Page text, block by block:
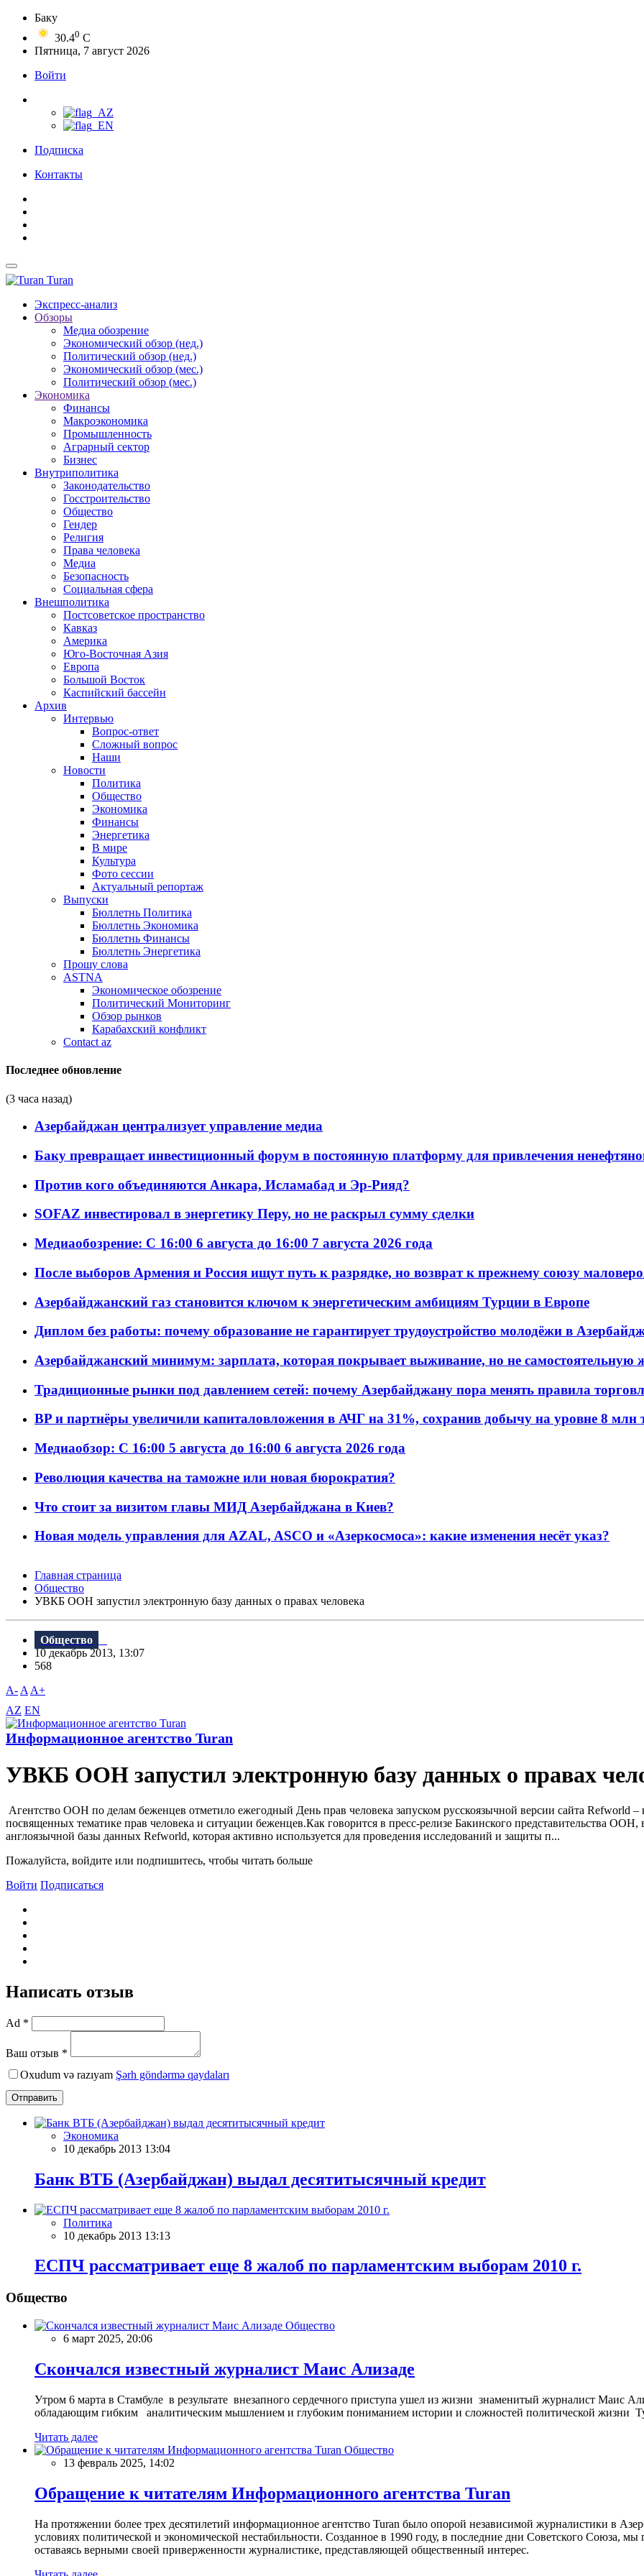
Баку
30.40 C
Пятница, 7 август 2026
Войти
Подписка
Контакты
Turan
Экспресс-анализ
Обзоры
Медиа обозрение
Экономический обзор (нед.)
Политический обзор (нед.)
Экономический обзор (мес.)
Политический обзор (мес.)
Экономика
Финансы
Макроэкономика
Промышленность
Аграрный сектор
Бизнес
Внутриполитика
Законодательство
Госстроительство
Общество
Гендер
Религия
Права человека
Медиа
Безопасность
Социальная сфера
Внешполитика
Постсоветское пространство
Кавказ
Америка
Юго-Восточная Азия
Европа
Большой Восток
Каспийский бассейн
Архив
Интервью
Вопрос-ответ
Сложный вопрос
Наши
Новости
Политика
Общество
Экономика
Финансы
Энергетика
В мире
Культура
Фото сессии
Актуальный репортаж
Выпуски
Бюллетнь Политика
Бюллетнь Экономика
Бюллетнь Финансы
Бюллетнь Энергетика
Прошу слова
ASTNA
Экономическое обозрение
Политический Мониторинг
Обзор рынков
Карабахский конфликт
Contact az
Последнее обновление
(3 часа назад)
Азербайджан централизует управление медиа
Баку превращает инвестиционный форум в постоянную платформу для привлечения
Против кого объединяются Анкара, Исламабад и Эр-Рияд?
SOFAZ инвестировал в энергетику Перу, но не раскрыл сумму сделки
Медиаобозрение: С 16:00 6 августа до 16:00 7 августа 2026 года
После выборов Армения и Россия ищут путь к разрядке, но возврат к прежнему союзу
Азербайджанский газ становится ключом к энергетическим амбициям Турции в Европе
Диплом без работы: почему образование не гарантирует трудоустройство молодёжи в
Азербайджанский минимум: зарплата, которая покрывает выживание, но не самостоятельную
Традиционные рынки под давлением сетей: почему Азербайджану пора менять правила
BP и партнёры увеличили капиталовложения в АЧГ на 31%, сохранив добычу на уровне 8 млн
Медиаобзор: С 16:00 5 августа до 16:00 6 августа 2026 года
Революция качества на таможне или новая бюрократия?
Что стоит за визитом главы МИД Азербайджана в Киев?
Новая модель управления для AZAL, ASCO и «Азеркосмоса»: какие изменения несёт указ?
Главная страница
Общество
УВКБ ООН запустил электронную базу данных о правах человека
Общество
10 декабрь 2013, 13:07
568
A- A A+
AZ EN
Информационное агентство Turan
УВКБ ООН запустил электронную базу данных о правах
Агентство ООН по делам беженцев отметило ежегодный День прав человека запуском русскоязычной версии сайта Refworld
посвященных тематике прав человека и ситуации беженцев.Как говорится в пресс-релизе Бакинского представительства
англоязычной базы данных Refworld, которая активно используется для проведения исследований и защиты п...
Пожалуйста, войдите или подпишитесь, чтобы читать больше
Войти Подписаться
Написать отзыв
Ad *
Ваш отзыв *
Oxudum və razıyam Şərh göndərmə qaydaları
Отправить
Экономика
10 декабрь 2013 13:04
Банк ВТБ (Азербайджан) выдал десятитысячный кредит
Политика
10 декабрь 2013 13:13
ЕСПЧ рассматривает еще 8 жалоб по парламентским выборам 2010 г.
Общество
Общество
6 март 2025, 20:06
Скончался известный журналист Маис Ализаде
Утром 6 марта в Стамбуле в результате внезапного сердечного приступа ушел из жизни знаменитый журналист Маис
обладающим гибким аналитическим мышлением и глубоким пониманием истории и сложностей политической жизни
Читать далее
Общество
13 февраль 2025, 14:02
Обращение к читателям Информационного агентства Turan
На протяжении более трех десятилетий информационное агентство Turan было опорой независимой журналистики в
условиях политической и экономической нестабильности. Созданное в 1990 году, в последние дни Советского Союза,
оставаясь верными своей приверженности журналистике, представляющей общественный интерес.